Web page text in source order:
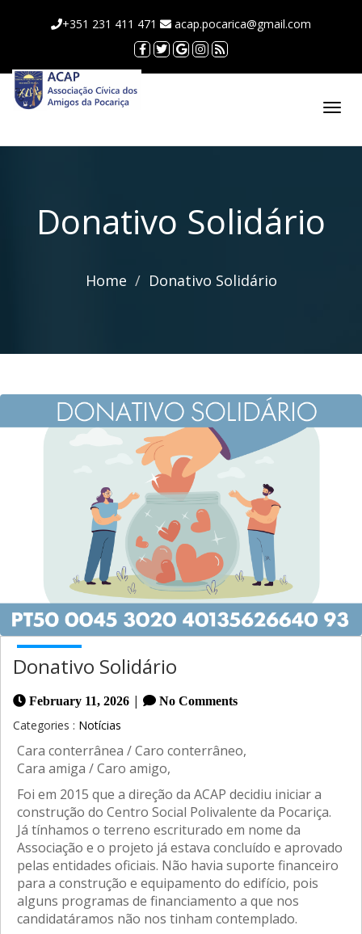
+351 231 411 471 acap.pocarica@gmail.com
Donativo Solidário
Home Donativo Solidário
Donativo Solidário
February 11, 2026 | No Comments
Categories : Notícias
Cara conterrânea / Caro conterrâneo,
Cara amiga / Caro amigo,
Foi em 2015 que a direção da ACAP decidiu iniciar a
construção do Centro Social Polivalente da Pocariça.
Já tínhamos o terreno escriturado em nome da
Associação e o projeto já estava concluído e aprovado
pelas entidades oficiais. Não havia suporte financeiro
para a construção e equipamento do edifício, pois
alguns programas de financiamento a que nos
candidatáramos não nos tinham contemplado.